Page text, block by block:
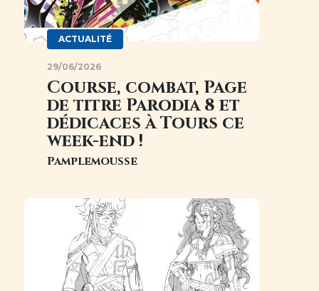
ACTUALITÉ
29/06/2026
Course, combat, Page
de titre Parodia 8 et
dédicaces à Tours ce
week-end !
Pamplemousse
Image